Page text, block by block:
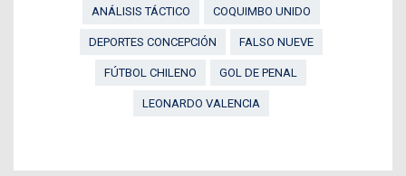
ANÁLISIS TÁCTICO
COQUIMBO UNIDO
DEPORTES CONCEPCIÓN FALSO NUEVE
FÚTBOL CHILENO GOL DE PENAL
LEONARDO VALENCIA